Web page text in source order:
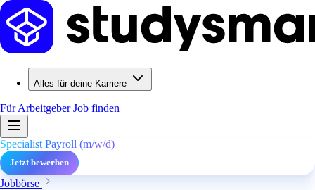
Alles für deine Karriere
Für ArbeitgeberJob finden
Specialist Payroll (m/w/d)
Jetzt bewerben
Jobbörse